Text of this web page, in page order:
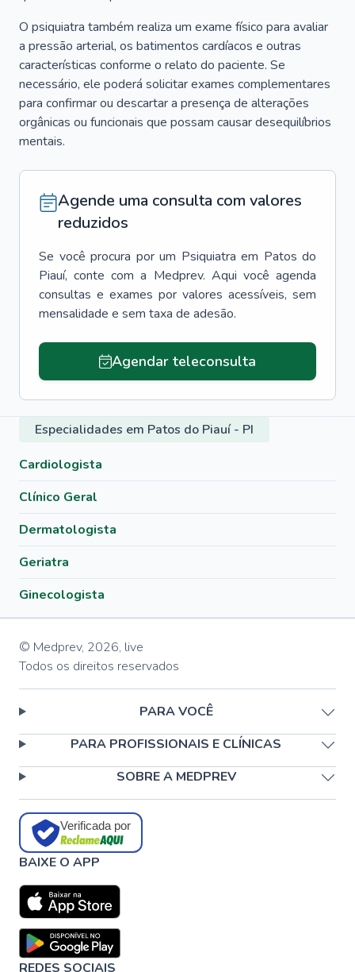
O psiquiatra também realiza um exame físico para avaliar
a pressão arterial, os batimentos cardíacos e outras
características conforme o relato do paciente. Se
necessário, ele poderá solicitar exames complementares
para confirmar ou descartar a presença de alterações
orgânicas ou funcionais que possam causar desequilíbrios
mentais.
Agende uma consulta com valores
reduzidos
Se você procura por um Psiquiatra em Patos do
Piauí, conte com a Medprev. Aqui você agenda
consultas e exames por valores acessíveis, sem
mensalidade e sem taxa de adesão.
Agendar teleconsulta
Especialidades em Patos do Piauí - PI
Cardiologista
Clínico Geral
Dermatologista
Geriatra
Ginecologista
© Medprev, 2026, live
Todos os direitos reservados
PARA VOCÊ
PARA PROFISSIONAIS E CLÍNICAS
SOBRE A MEDPREV
Verificada por
BAIXE O APP
REDES SOCIAIS